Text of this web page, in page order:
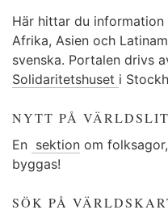
Här hittar du
Afrika, Asien och
svenska. Portalen drivs
Solidaritetshuset i
NYTT PÅ
En sektion om
byggas!
SÖK PÅ